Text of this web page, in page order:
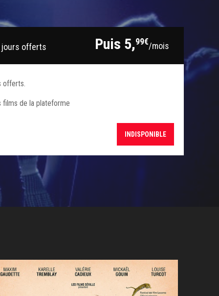
jours offerts Puis 5,99€/mois
offerts.
films de la plateforme
INDISPONIBLE